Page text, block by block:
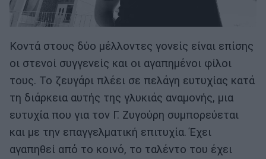
Κοντά στους δύο μέλλοντες γονείς είναι επίσης
οι στενοί συγγενείς και οι αγαπημένοι φίλοι
τους. Το ζευγάρι πλέει σε πελάγη ευτυχίας κατά
τη διάρκεια αυτής της γλυκιάς αναμονής, μια
ευτυχία που για τον Γ. Ζυγούρη συμπορεύεται
και με την επαγγελματική επιτυχία. Έχει
αγαπηθεί από το κοινό, το ταλέντο του έχει